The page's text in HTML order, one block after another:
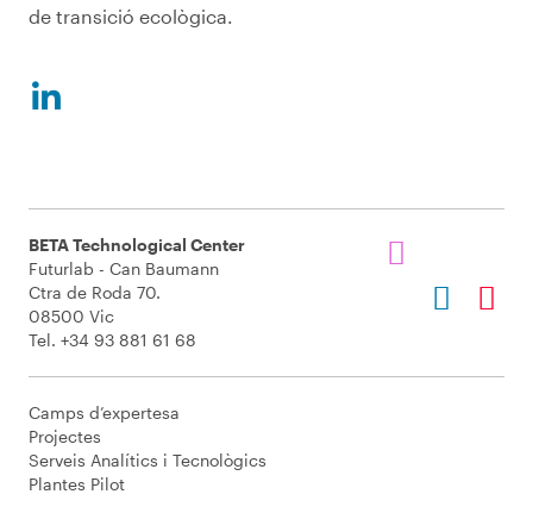
de transició ecològica.
BETA Technological Center
Futurlab - Can Baumann
Ctra de Roda 70.
08500 Vic
Tel. +34 93 881 61 68
Camps d’expertesa
Projectes
Serveis Analítics i Tecnològics
Plantes Pilot